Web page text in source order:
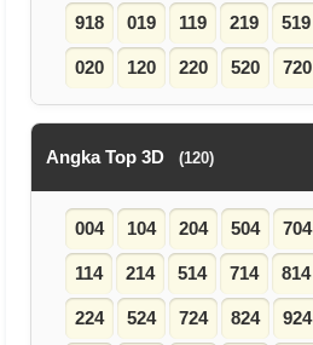
918 019 119 219 519
020 120 220 520 720
Angka Top 3D (120)
004 104 204 504 704
114 214 514 714 814
224 524 724 824 924